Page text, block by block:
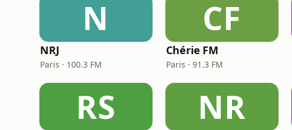
N
NRJ
Paris · 100.3 FM
CF
Chérie FM
Paris · 91.3 FM
RS NR